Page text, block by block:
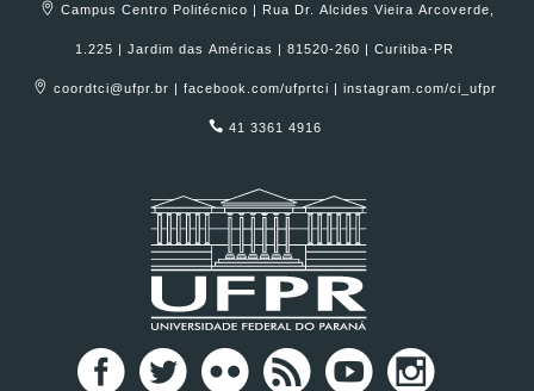
Campus Centro Politécnico | Rua Dr. Alcides Vieira Arcoverde,
1.225 | Jardim das Américas | 81520-260 | Curitiba-PR
coordtci@ufpr.br | facebook.com/ufprtci | instagram.com/ci_ufpr
41 3361 4916